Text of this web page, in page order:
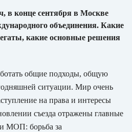
в конце сентября в Москве
объединения. Какие
какие основные решения
общие подходы, общую
ситуации. Мир очень
на права и интересы
съезда отражены главные
МОП: борьба за